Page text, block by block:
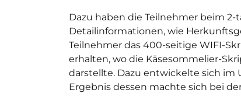
Dazu haben die Teilnehmer beim
Detailinformationen, wie
Teilnehmer das 400-seitige WIFI-
erhalten, wo die Käsesommelier-
darstellte. Dazu entwickelte sich
Ergebnis dessen machte sich bei